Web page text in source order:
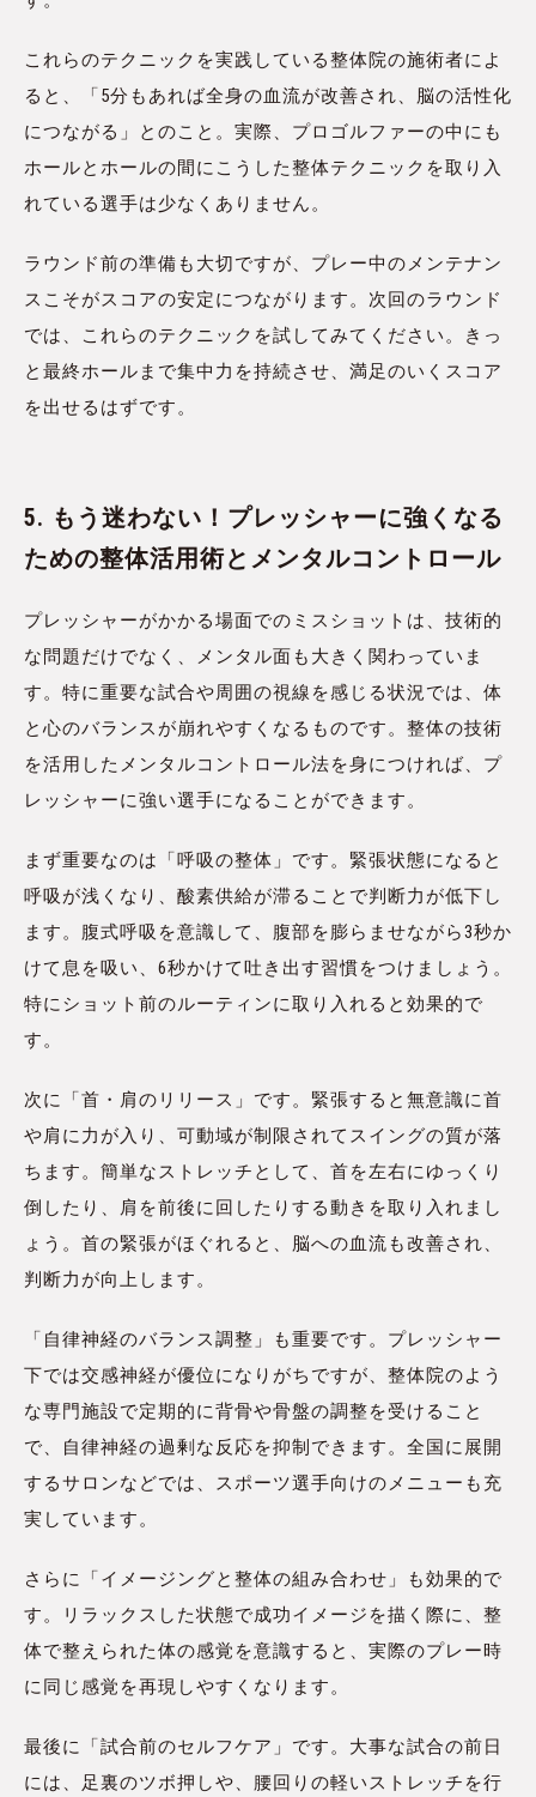
これらのテクニックを実践している整体院の施術者によ
ると、「5分もあれば全身の血流が改善され、脳の活性化
につながる」とのこと。実際、プロゴルファーの中にも
ホールとホールの間にこうした整体テクニックを取り入
れている選手は少なくありません。
ラウンド前の準備も大切ですが、プレー中のメンテナン
スこそがスコアの安定につながります。次回のラウンド
では、これらのテクニックを試してみてください。きっ
と最終ホールまで集中力を持続させ、満足のいくスコア
を出せるはずです。
5. もう迷わない！プレッシャーに強くなる
ための整体活用術とメンタルコントロール
プレッシャーがかかる場面でのミスショットは、技術的
な問題だけでなく、メンタル面も大きく関わっていま
す。特に重要な試合や周囲の視線を感じる状況では、体
と心のバランスが崩れやすくなるものです。整体の技術
を活用したメンタルコントロール法を身につければ、プ
レッシャーに強い選手になることができます。
まず重要なのは「呼吸の整体」です。緊張状態になると
呼吸が浅くなり、酸素供給が滞ることで判断力が低下し
ます。腹式呼吸を意識して、腹部を膨らませながら3秒か
けて息を吸い、6秒かけて吐き出す習慣をつけましょう。
特にショット前のルーティンに取り入れると効果的で
す。
次に「首・肩のリリース」です。緊張すると無意識に首
や肩に力が入り、可動域が制限されてスイングの質が落
ちます。簡単なストレッチとして、首を左右にゆっくり
倒したり、肩を前後に回したりする動きを取り入れまし
ょう。首の緊張がほぐれると、脳への血流も改善され、
判断力が向上します。
「自律神経のバランス調整」も重要です。プレッシャー
下では交感神経が優位になりがちですが、整体院のよう
な専門施設で定期的に背骨や骨盤の調整を受けること
で、自律神経の過剰な反応を抑制できます。全国に展開
するサロンなどでは、スポーツ選手向けのメニューも充
実しています。
さらに「イメージングと整体の組み合わせ」も効果的で
す。リラックスした状態で成功イメージを描く際に、整
体で整えられた体の感覚を意識すると、実際のプレー時
に同じ感覚を再現しやすくなります。
最後に「試合前のセルフケア」です。大事な試合の前日
には、足裏のツボ押しや、腰回りの軽いストレッチを行